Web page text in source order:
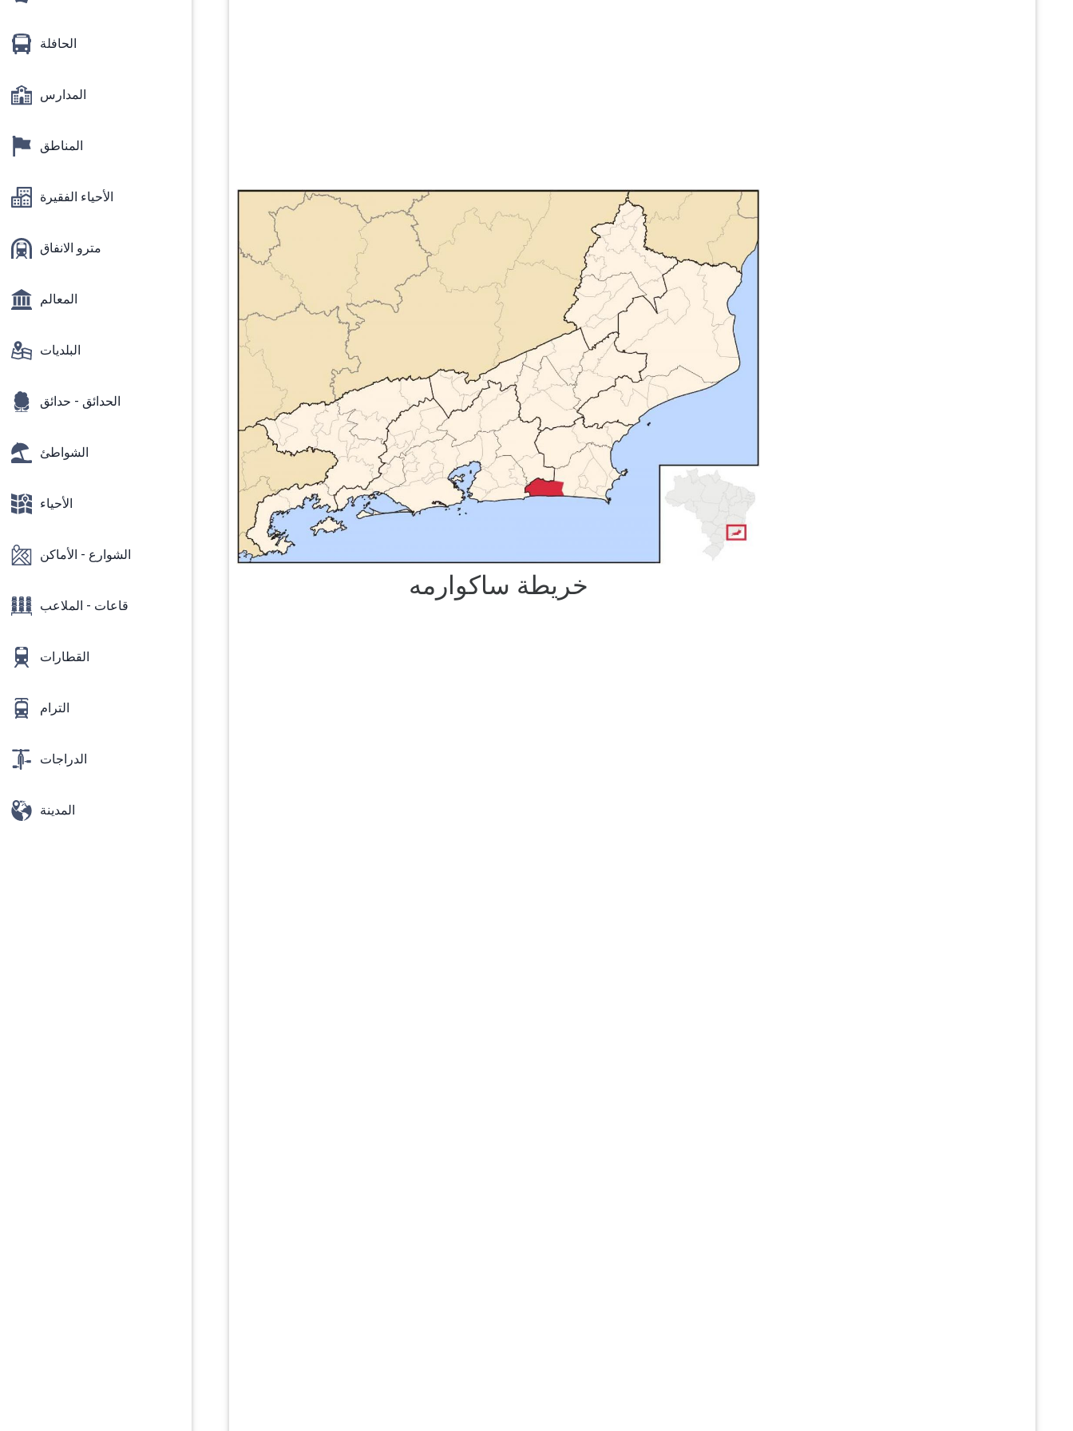
الحافلة
المدارس
المناطق
الأحياء الفقيرة
مترو الانفاق
المعالم
البلديات
الحدائق - حدائق
الشواطئ
الأحياء
الشوارع - الأماكن
قاعات - الملاعب
القطارات
الترام
الدراجات
المدينة
خريطة ساكوارمه